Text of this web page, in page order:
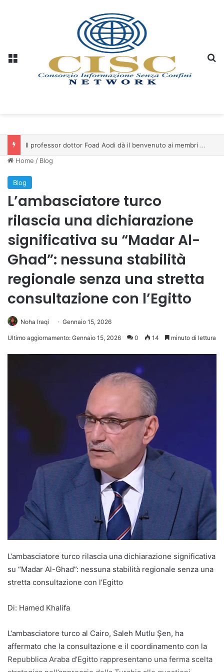
Il professor dottor Foad Aodi dà il benvenuto ai membri del Comitato per le Scienze delle Piramidi e le Scienze Archeologiche…
Home / Blog
Blog
L’ambasciatore turco
rilascia una dichiarazione
significativa su “Madar Al-
Ghad”: nessuna stabilità
regionale senza una stretta
consultazione con l’Egitto
Noha Iraqi Gennaio 15, 2026
Ultimo aggiornamento: Gennaio 15, 2026 0 14 minuto di lettura
L’ambasciatore turco rilascia una dichiarazione significativa
su “Madar Al-Ghad”: nessuna stabilità regionale senza una
stretta consultazione con l’Egitto
Di: Hamed Khalifa
L’ambasciatore turco al Cairo, Saleh Mutlu Şen, ha
affermato che la consultazione e il coordinamento con la
Repubblica Araba d’Egitto rappresentano una ferma scelta